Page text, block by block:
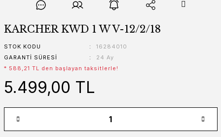
KARCHER KWD 1 W V-12/2/18
STOK KODU
16284010
GARANTI SÜRESI
24 Ay
* 588,21 TL den başlayan taksitlerle!
5.499,00 TL